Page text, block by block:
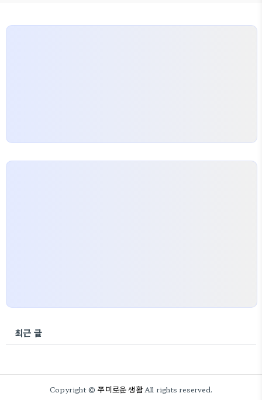
리)의 각 자리를 분리해, 자릿수별 출현 빈도를 확인
최근 글
Copyright ©쭈미로운 생활All rights reserved.